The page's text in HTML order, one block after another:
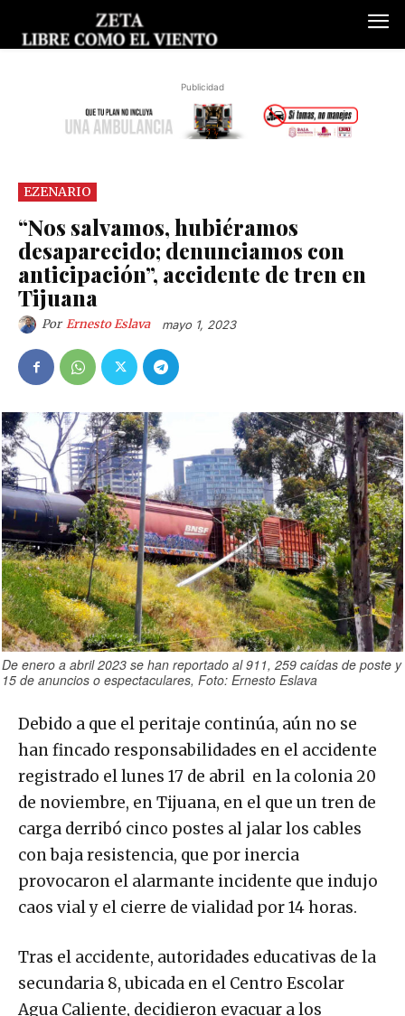
Publicidad
EZENARIO
“Nos salvamos, hubiéramos
desaparecido; denunciamos con
anticipación”, accidente de tren en
Tijuana
Por Ernesto Eslava mayo 1, 2023
De enero a abril 2023 se han reportado al 911, 259 caídas de poste y
15 de anuncios o espectaculares, Foto: Ernesto Eslava
Debido a que el peritaje continúa, aún no se
han fincado responsabilidades en el accidente
registrado el lunes 17 de abril en la colonia 20
de noviembre, en Tijuana, en el que un tren de
carga derribó cinco postes al jalar los cables
con baja resistencia, que por inercia
provocaron el alarmante incidente que indujo
caos vial y el cierre de vialidad por 14 horas.
Tras el accidente, autoridades educativas de la
secundaria 8, ubicada en el Centro Escolar
Agua Caliente, decidieron evacuar a los